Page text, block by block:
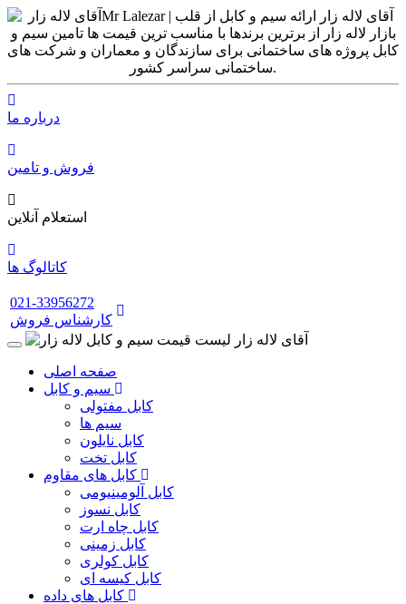
درباره ما
فروش و تامین
استعلام آنلاین
کاتالوگ ها
021-33956272
کارشناس فروش
صفحه اصلی
کابل مفتولی
سیم ها
کابل نایلون
کابل تخت
کابل آلومینیومی
کابل نسوز
کابل چاه ارت
کابل زمینی
کابل کولری
کابل کیسه ای